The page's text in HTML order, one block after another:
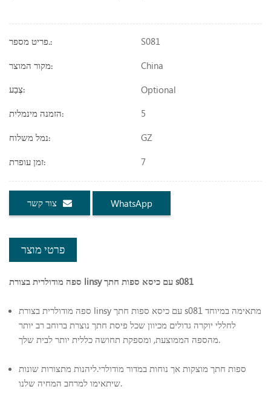
פריט מספר.: S081
מקור המוצר: China
צֶבַע: Optional
הזמנה מינמלית: 5
נמל משלוח: GZ
זמן עופרת: 7
צור קשר WhatsApp
פרטי מוצר
ספה מודולרית בצורת linsy עם כיסא ספות חתך s081
ספה מודולרית בצורת linsy עם כיסא ספות חתך s081 מתאימה במיוחד
לחללי יוקרה גדולים מכיוון שכל פיסת חתך נוצרת ברוחב רב יותר
מהספה הממוצעת, ומספקת תחושה כללית יותר לבית שלך.
ספות חתך מוצקות אך נוחות במדור מודולרי.ליהנות מתצורות שונות
שיתאימו למרחב המחיה שלנו.